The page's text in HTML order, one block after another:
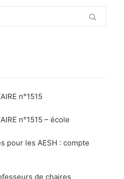
n°1515
n°1515 – école
pour les AESH : compte
de chaires